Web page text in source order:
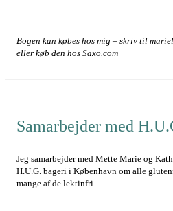
Bogen kan købes hos mig – skriv til
eller køb den hos Saxo.com
Samarbejder med
Jeg samarbejder med Mette Marie og
H.U.G. bageri i København om alle
mange af de lektinfri.